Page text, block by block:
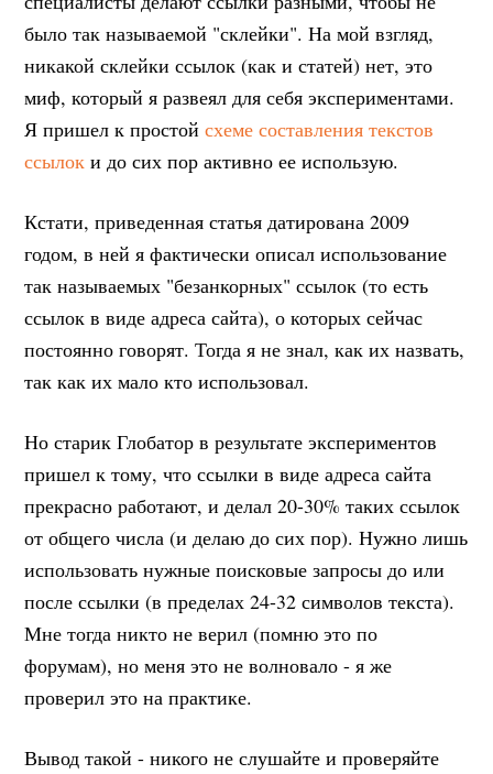
было так называемой "склейки". На мой взгляд,
никакой склейки ссылок (как и статей) нет, это
миф, который я развеял для себя экспериментами.
Я пришел к простойсхеме составления текстов
ссылок и до сих пор активно ее использую.
Кстати, приведенная статья датирована 2009
годом, в ней я фактически описал использование
так называемых "безанкорных" ссылок (то есть
ссылок в виде адреса сайта), о которых сейчас
постоянно говорят. Тогда я не знал, как их назвать,
так как их мало кто использовал.
Но старик Глобатор в результате экспериментов
пришел к тому, что ссылки в виде адреса сайта
прекрасно работают, и делал 20-30% таких ссылок
от общего числа (и делаю до сих пор). Нужно лишь
использовать нужные поисковые запросы до или
после ссылки (в пределах 24-32 символов текста).
Мне тогда никто не верил (помню это по
форумам), но меня это не волновало - я же
проверил это на практике.
Вывод такой - никого не слушайте и проверяйте